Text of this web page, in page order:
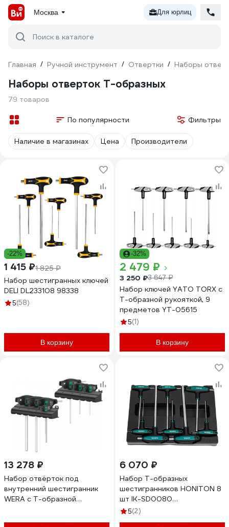
Москва Для юрлиц
Поиск в каталоге
Главная / Ручной инструмент / Отвертки / Наборы
Наборы отверток Т-образных
79 товаров
По популярности Фильтры
Наличие в магазинах Цена Производители
-22%
1 415 ₽1 825 ₽
Набор шестигранных ключей
DELI DL233108 98338
5(58)
В корзину
-32%
2 479 ₽
3 250 ₽3 647 ₽
Набор ключей YATO TORX с
Т-образной рукояткой, 9
предметов YT-05615
5(1)
В корзину
13 278 ₽
Набор отвёрток под
внутренний шестигранник
WERA с Т-образной
6 070 ₽
Набор Т-образных
шестигранников HONITON 8
шт IK-SD0080
В0000000159273
5(2)